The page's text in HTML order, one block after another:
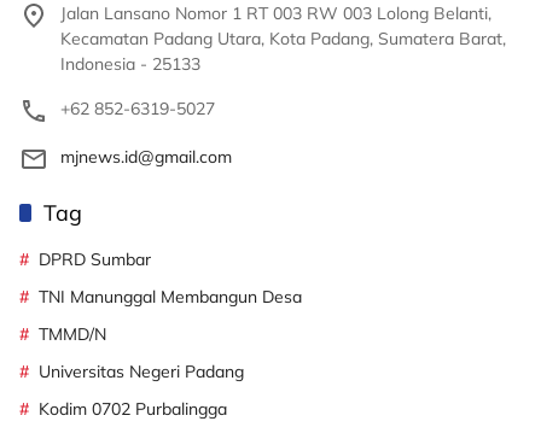
Jalan Lansano Nomor 1 RT 003 RW 003 Lolong Belanti,
Kecamatan Padang Utara, Kota Padang, Sumatera Barat,
Indonesia - 25133
+62 852-6319-5027
mjnews.id@gmail.com
Tag
DPRD Sumbar
TNI Manunggal Membangun Desa
TMMD/N
Universitas Negeri Padang
Kodim 0702 Purbalingga